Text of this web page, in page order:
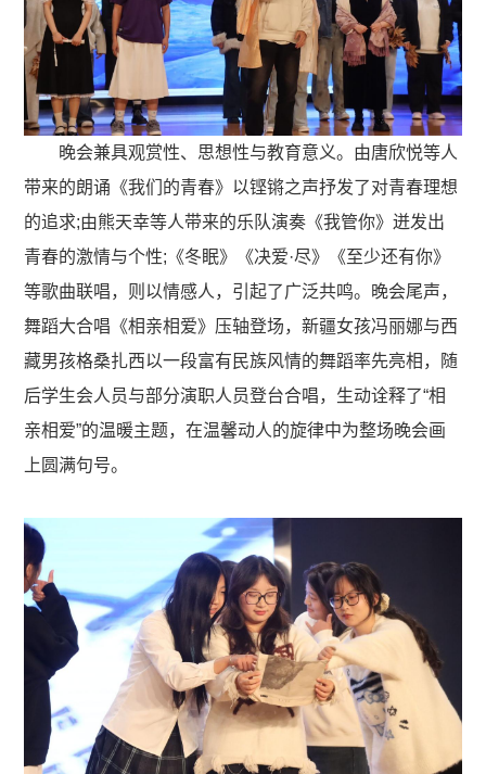
晚会兼具观赏性、思想性与教育意义。由唐欣悦等人
带来的朗诵《我们的青春》以铿锵之声抒发了对青春理想
的追求;由熊天幸等人带来的乐队演奏《我管你》迸发出
青春的激情与个性;《冬眠》《决爱·尽》《至少还有你》
等歌曲联唱，则以情感人，引起了广泛共鸣。晚会尾声，
舞蹈大合唱《相亲相爱》压轴登场，新疆女孩冯丽娜与西
藏男孩格桑扎西以一段富有民族风情的舞蹈率先亮相，随
后学生会人员与部分演职人员登台合唱，生动诠释了“相
亲相爱”的温暖主题，在温馨动人的旋律中为整场晚会画
上圆满句号。